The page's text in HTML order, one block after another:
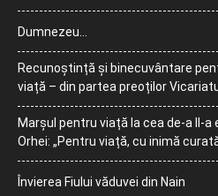
Dumnezeu…
Recunoștință și binecuvântare
viață – din partea preoților
Marșul pentru viață la cea de-a II-a
Orhei: „Pentru viață, cu inimă
Învierea Fiului văduvei din Nain